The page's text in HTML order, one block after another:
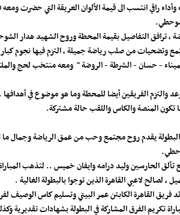
راقي انتسب الى قيمة الألوان العريقة التي حضرت
، ترافق التفاصيل بقيمة المحطة وروح الشهيد هدار
وتضحيات من صلب رياضة جميلة ، التزم فيها نجوم كبار ،
- حسان - الشرطة - الروضة " ومعه منتخب لحج
الفريقين أيضا للمحطة وما هو موضوع في
تكون المنصة والكاس واللقب حالة مشتركة.
البطولة يقدم روح مجتمع وحب من عمق الرياضة وجمال
الحارسين وليد درامه وايفان خميس .. لتذهب
لاعبي القاهرة الذين توجوا بالبطولة الغالية .
فريق القاهرة الكابتن عمر البيتي وتسليم كاس الوصيف
الفرق المشاركة في البطولة بشهادات تقديرية